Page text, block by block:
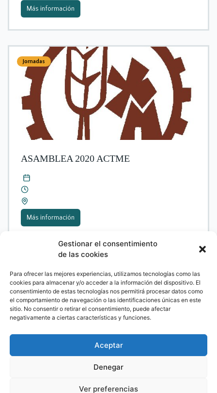
Gestionar el consentimiento
de las cookies
Para ofrecer las mejores experiencias, utilizamos tecnologías como las
cookies para almacenar y/o acceder a la información del dispositivo. El
consentimiento de estas tecnologías nos permitirá procesar datos como
el comportamiento de navegación o las identificaciones únicas en este
sitio. No consentir o retirar el consentimiento, puede afectar
negativamente a ciertas características y funciones.
Aceptar
Denegar
Ver preferencias
Más información
Jornadas
ASAMBLEA 2020 ACTME
Más información
Formación Jornadas Webinar
Webinar 08/06 TBN